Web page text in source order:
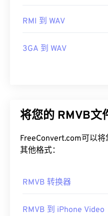
RMI 到 WAV
3GA 到 WAV
将您的 RMVB文
FreeConvert.com可以
其他格式：
RMVB 转换器
RMVB 到 iPhone Video